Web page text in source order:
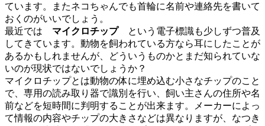
ています。またネコちゃんでも首輪に名前や連絡先を書いて
おくのがいいでしょう。
最近では マイクロチップという電子標識も少しずつ普及
してきています。動物を飼われている方なら耳にしたことが
あるかもしれませんが、どういうものかとまだ知られていな
いのが現状ではないでしょうか？
マイクロチップとは動物の体に埋め込む小さなチップのこと
で、専用の読み取り器で識別を行い、飼い主さんの住所や名
前などを短時間に判明することが出来ます。メーカーによっ
て情報の内容やチップの大きさなどは異なりますが、なつき